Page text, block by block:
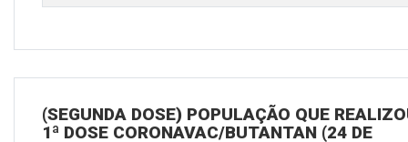
(SEGUNDA DOSE) POPULAÇÃO QUE
1ª DOSE CORONAVAC/BUTANTAN (24 DE